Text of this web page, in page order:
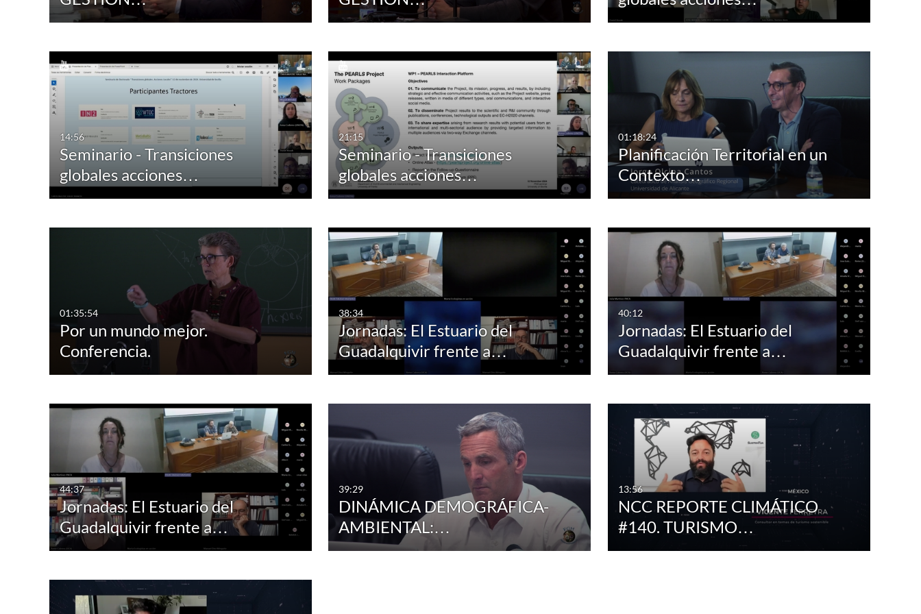
14:56
Seminario - Transiciones
globales acciones…
21:15
Seminario - Transiciones
globales acciones…
01:18:24
Planificación Territorial en un
Contexto…
01:35:54
Por un mundo mejor.
Conferencia.
38:34
Jornadas: El Estuario del
Guadalquivir frente a…
40:12
Jornadas: El Estuario del
Guadalquivir frente a…
44:37
Jornadas: El Estuario del
Guadalquivir frente a…
39:29
DINÁMICA DEMOGRÁFICA-
AMBIENTAL:…
13:56
NCC REPORTE CLIMÁTICO
#140. TURISMO…